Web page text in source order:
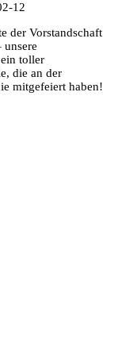
12
der Vorstandschaft
toller
die an der
mitgefeiert haben!